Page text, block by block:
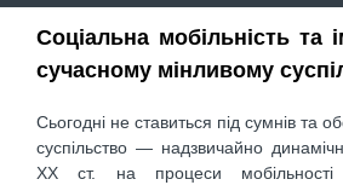
Соціальна мобільність та
сучасному мінливому
Сьогодні не ставиться під сумнів та
суспільство — надзвичайно
ХХ ст. на процеси мобільності